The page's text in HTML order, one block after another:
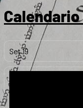
Set19